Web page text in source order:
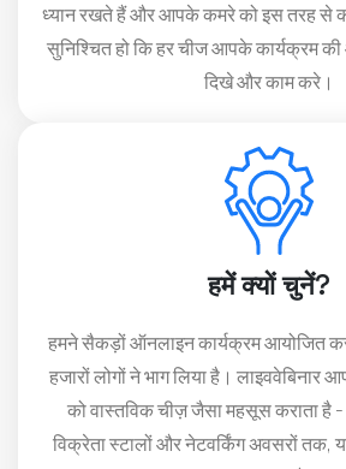
ध्यान रखते हैं और आपके कमरे को इस तरह से
सुनिश्चित हो कि हर चीज आपके कार्यक्रम
दिखे और काम करे।
हमें क्यों चुनें?
हमने सैकड़ों ऑनलाइन कार्यक्रम आयोजित
हजारों लोगों ने भाग लिया है।
को वास्तविक चीज़ जैसा महसूस कराता है
विक्रेता स्टालों और नेटवर्किंग अवसरों तक,